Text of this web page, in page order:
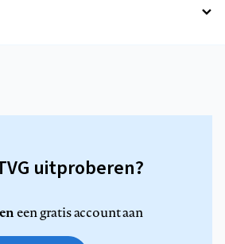
uitproberen?
een gratis account aan